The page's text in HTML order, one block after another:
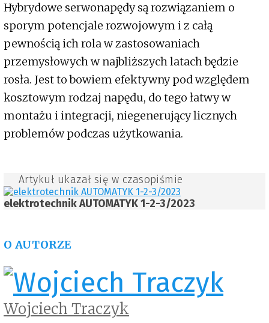
Hybrydowe serwonapędy są rozwiązaniem o
sporym potencjale rozwojowym i z całą
pewnością ich rola w zastosowaniach
przemysłowych w najbliższych latach będzie
rosła. Jest to bowiem efektywny pod względem
kosztowym rodzaj napędu, do tego łatwy w
montażu i integracji, niegenerujący licznych
problemów podczas użytkowania.
Artykuł ukazał się w czasopiśmie
elektrotechnik AUTOMATYK 1-2-3/2023
O AUTORZE
Wojciech Traczyk